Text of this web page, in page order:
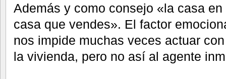
Además y como consejo «la casa
casa que vendes». El factor
nos impide muchas veces actuar
la vivienda, pero no así al agente